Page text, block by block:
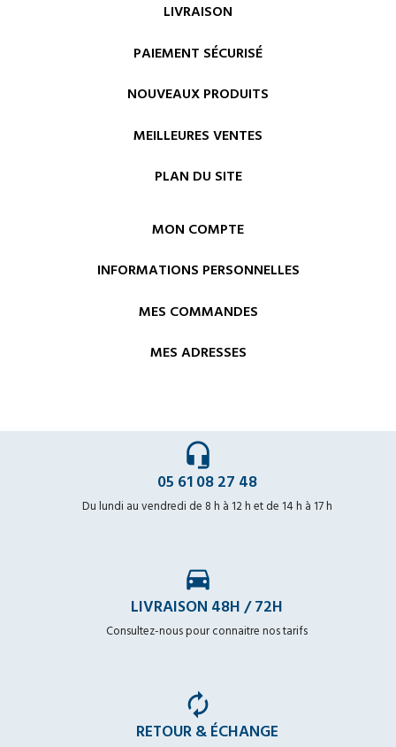
LIVRAISON
PAIEMENT SÉCURISÉ
NOUVEAUX PRODUITS
MEILLEURES VENTES
PLAN DU SITE
MON COMPTE
INFORMATIONS PERSONNELLES
MES COMMANDES
MES ADRESSES
headset_mic
05 61 08 27 48
Du lundi au vendredi de 8 h à 12 h et de 14 h à 17 h
time_to_leave
LIVRAISON 48H / 72H
Consultez-nous pour connaitre nos tarifs
autorenew
RETOUR & ÉCHANGE